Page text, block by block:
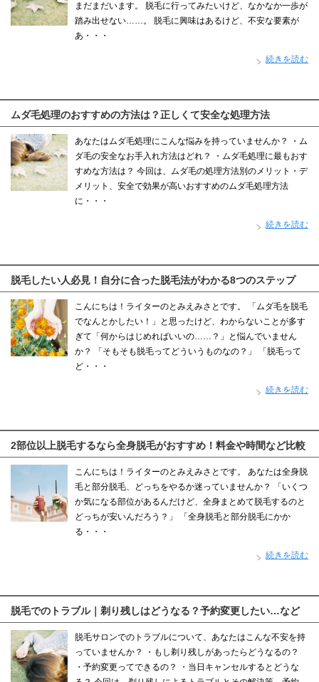
まだまだいます。 脱毛に行ってみたいけど、なかなか一歩が
踏み出せない……。 脱毛に興味はあるけど、不安な要素が
あ・・・
続きを読む
ムダ毛処理のおすすめの方法は？正しくて安全な処理方法
あなたはムダ毛処理にこんな悩みを持っていませんか？ ・ム
ダ毛の安全なお手入れ方法はどれ？ ・ムダ毛処理に最もおす
すめな方法は？ 今回は、ムダ毛の処理方法別のメリット・デ
メリット、安全で効果が高いおすすめのムダ毛処理方法
に・・・
続きを読む
脱毛したい人必見！自分に合った脱毛法がわかる8つのステップ
こんにちは！ライターのとみえみさとです。 「ムダ毛を脱毛
でなんとかしたい！」と思ったけど、わからないことが多す
ぎて「何からはじめればいいの……？」と悩んでいません
か？ 「そもそも脱毛ってどういうものなの？」 「脱毛って
ど・・・
続きを読む
2部位以上脱毛するなら全身脱毛がおすすめ！料金や時間など比較
こんにちは！ライターのとみえみさとです。 あなたは全身脱
毛と部分脱毛、どっちをやるか迷っていませんか？ 「いくつ
か気になる部位があるんだけど、全身まとめて脱毛するのと
どっちが安いんだろう？」 「全身脱毛と部分脱毛にかか
る・・・
続きを読む
脱毛でのトラブル｜剃り残しはどうなる？予約変更したい…など
脱毛サロンでのトラブルについて、あなたはこんな不安を持
っていませんか？ ・もし剃り残しがあったらどうなるの？
・予約変更ってできるの？ ・当日キャンセルするとどうな